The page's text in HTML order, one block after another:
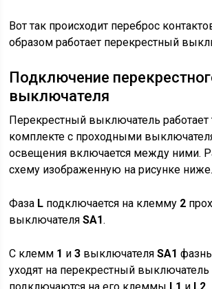
Вот так происходит переброс
образом работает перекрестный
Подключение
выключателя
Перекрестный выключатель работает
комплекте с проходными
освещения включается между ними.
схему изображенную на рисунке ниже.
Фаза L подключается на клемму 2
выключателяSA1.
С клемм 1 и3 выключателяSA1
уходят на перекрестный выключатель